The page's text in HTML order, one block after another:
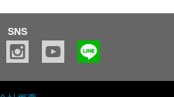
SNS